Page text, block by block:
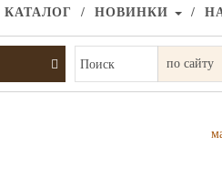
КАТАЛОГ НОВИНКИ
Поиск